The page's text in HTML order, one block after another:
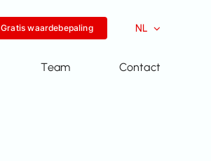
Gratis waardebepaling NL
Team Contact